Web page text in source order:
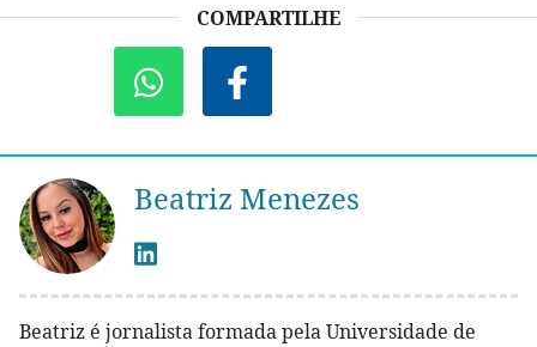
COMPARTILHE
Beatriz Menezes
Beatriz é jornalista formada pela Universidade de